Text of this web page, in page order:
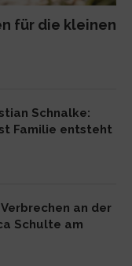
für die kleinen
Schnalke:
Familie entsteht
an der
Schulte am